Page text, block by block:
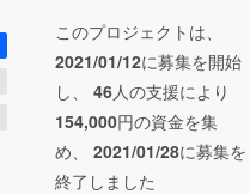
このプロジェクトは、
2021/01/12に募集を開始
し、 46人の支援により
154,000円の資金を集
め、 2021/01/28に募集を
終了しました